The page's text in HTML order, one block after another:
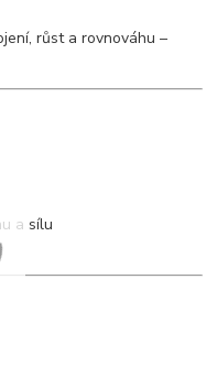
růst a rovnováhu –
a sílu